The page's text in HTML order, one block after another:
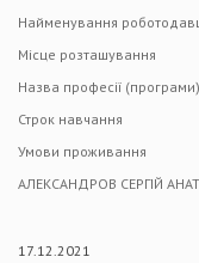
Найменування
Місце розташування
Назва професії
Строк навчання
Умови проживання
АЛЕКСАНДРОВ СЕРГІЙ
17.12.2021